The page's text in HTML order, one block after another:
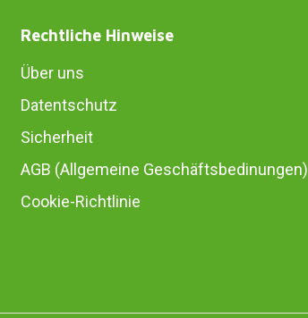
Rechtliche Hinweise
Über uns
Datentschutz
Sicherheit
AGB (Allgemeine Geschäftsbedinungen)
Cookie-Richtlinie